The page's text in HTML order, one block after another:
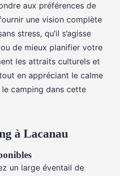
aux préférences de
une vision complète
stress, qu’il s’agisse
de mieux planifier votre
les attraits culturels et
en appréciant le calme
camping dans cette
à Lacanau
un large éventail de